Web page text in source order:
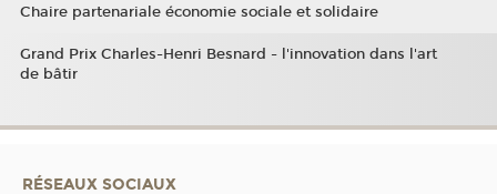
Chaire partenariale économie sociale et solidaire
Grand Prix Charles-Henri Besnard - l'innovation dans l'art
de bâtir
RÉSEAUX SOCIAUX